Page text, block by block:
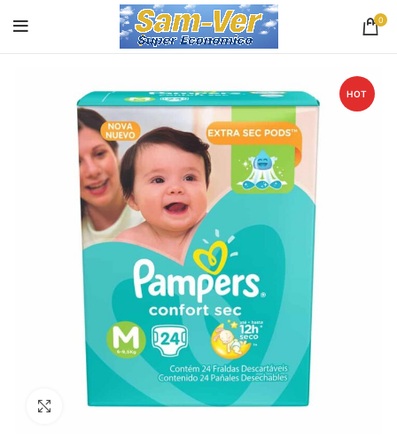
0
HOT
Ampliar